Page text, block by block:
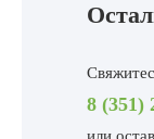
8 (351)